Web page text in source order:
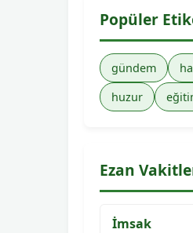
Popüler
gündem
huzur
Ezan
İmsak